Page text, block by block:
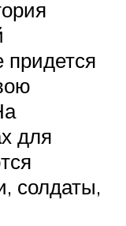
для
солдаты,